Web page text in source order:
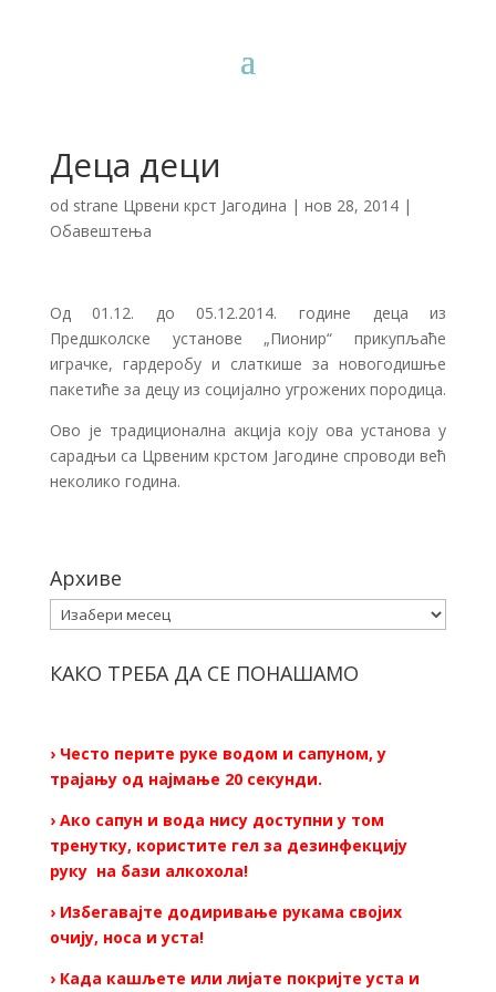
Деца деци
od strane Црвени крст Јагодина | нов 28, 2014|
Обавештења
Од 01.12. до 05.12.2014. године деца из
Предшколске установе „Пионир“ прикупљаће
играчке, гардеробу и слаткише за новогодишње
пакетиће за децу из социјално угрожених породица.
Ово је традиционална акција коју ова установа у
сарадњи са Црвеним крстом Јагодине спроводи већ
неколико година.
Архиве
Архиве
КАКО ТРЕБА ДА СЕ ПОНАШАМО
› Често перите руке водом и сапуном, у
трајању од најмање 20 секунди.
› Ако сапун и вода нису доступни у том
тренутку, користите гел за дезинфекцију
руку на бази алкохола!
› Избегавајте додиривање рукама својих
очију, носа и уста!
› Када кашљете или лијате покријте уста и